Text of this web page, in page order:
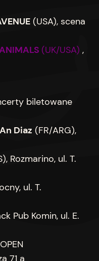
(USA), scena
(UK/USA) ,
biletowane
Diaz (FR/ARG),
Rozmarino, ul. T.
ul. T.
Pub Komin, ul. E.